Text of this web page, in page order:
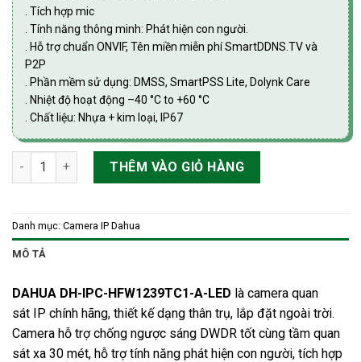
. Tích hợp mic
. Tính năng thông minh: Phát hiện con người.
. Hỗ trợ chuẩn ONVIF, Tên miền miễn phí SmartDDNS.TV và
P2P
. Phần mềm sử dụng: DMSS, SmartPSS Lite, Dolynk Care
. Nhiệt độ hoạt động –40 °C to +60 °C
. Chất liệu: Nhựa + kim loại, IP67
Camera IP Full Color thân 2MP Dahua DH-IPC-HFW1239TC1-
THÊM VÀO GIỎ HÀNG
Danh mục: Camera IP Dahua
MÔ TẢ
DAHUA DH-IPC-HFW1239TC1-A-LED là camera quan
sát IP chính hãng, thiết kế dạng thân trụ, lắp đặt ngoài trời.
Camera hỗ trợ chống ngược sáng DWDR tốt cùng tầm quan
sát xa 30 mét, hỗ trợ tính năng phát hiện con người, tích hợp